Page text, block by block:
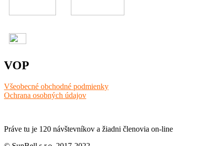
VOP
Všeobecné obchodné podmienky
Ochrana osobných údajov
Práve tu je 120 návštevníkov a žiadni členovia on-line